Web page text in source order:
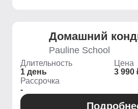
Домашний
Pauline School
Длительность
1 день
Цена
3 990
Рассрочка
-